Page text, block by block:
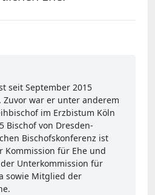
seit September 2015
Zuvor war er unter anderem
im Erzbistum Köln
Bischof von Dresden-
Bischofskonferenz ist
Kommission für Ehe und
Unterkommission für
sowie Mitglied der